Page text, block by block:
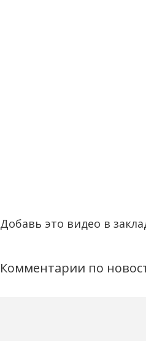
Добавь это видео в
Комментарии по